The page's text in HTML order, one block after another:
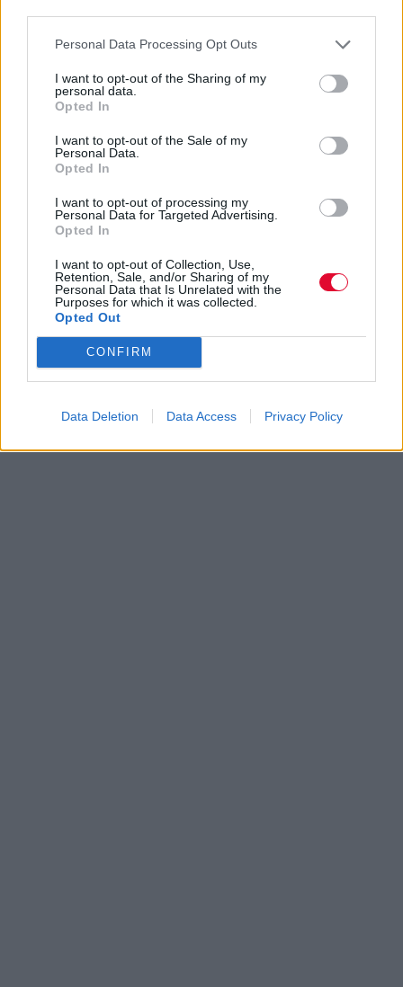
Personal Data Processing Opt Outs
I want to opt-out of the Sharing of my
personal data.
Opted In
I want to opt-out of the Sale of my
Personal Data.
Opted In
I want to opt-out of processing my
Personal Data for Targeted Advertising.
Opted In
I want to opt-out of Collection, Use,
Retention, Sale, and/or Sharing of my
Personal Data that Is Unrelated with the
Purposes for which it was collected.
Opted Out
CONFIRM
Data Deletion Data Access Privacy Policy